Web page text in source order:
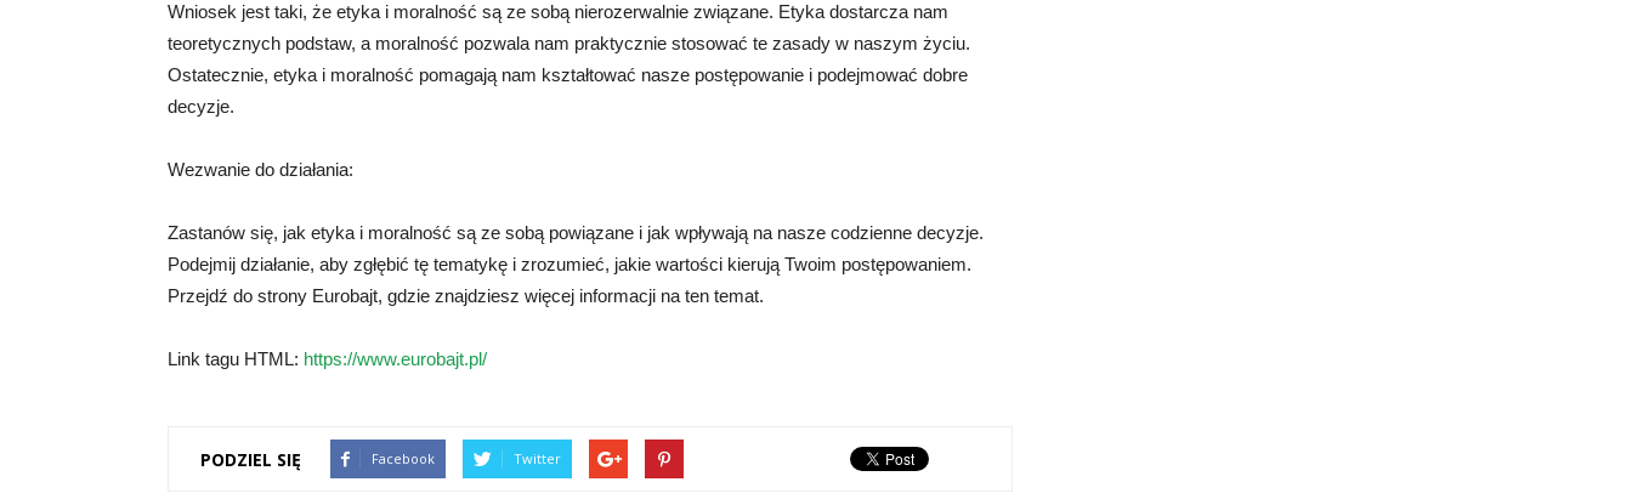
Wniosek jest taki, że etyka i moralność są ze sobą nierozerwalnie związane. Etyka dostarcza nam
teoretycznych podstaw, a moralność pozwala nam praktycznie stosować te zasady w naszym życiu.
Ostatecznie, etyka i moralność pomagają nam kształtować nasze postępowanie i podejmować dobre
decyzje.
Wezwanie do działania:
Zastanów się, jak etyka i moralność są ze sobą powiązane i jak wpływają na nasze codzienne decyzje.
Podejmij działanie, aby zgłębić tę tematykę i zrozumieć, jakie wartości kierują Twoim postępowaniem.
Przejdź do strony Eurobajt, gdzie znajdziesz więcej informacji na ten temat.
Link tagu HTML: https://www.eurobajt.pl/
PODZIEL SIĘ Facebook Twitter